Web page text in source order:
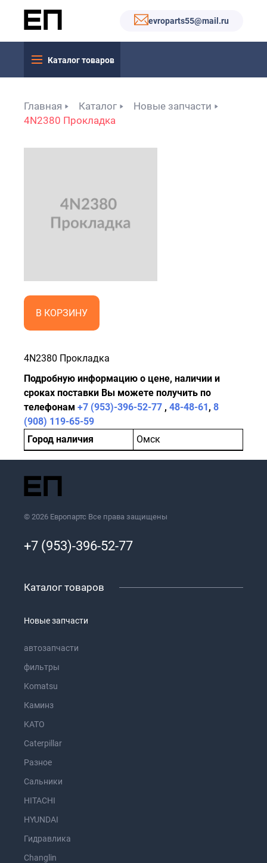
evroparts55@mail.ru
Каталог товаров
Главная Каталог
Новые запчасти
4N2380 Прокладка
В КОРЗИНУ
4N2380 Прокладка
Подробную информацию о цене, наличии и
сроках поставки Вы можете получить по
телефонам +7 (953)-396-52-77 , 48-48-61, 8
(908) 119-65-59
Город наличия
Омск
© 2026 Европартс Все права защищены
+7 (953)-396-52-77
Каталог товаров
Новые запчасти
автозапчасти
фильтры
Komatsu
Каминз
KATO
Caterpillar
Разное
Сальники
HITACHI
HYUNDAI
Гидравлика
Changlin